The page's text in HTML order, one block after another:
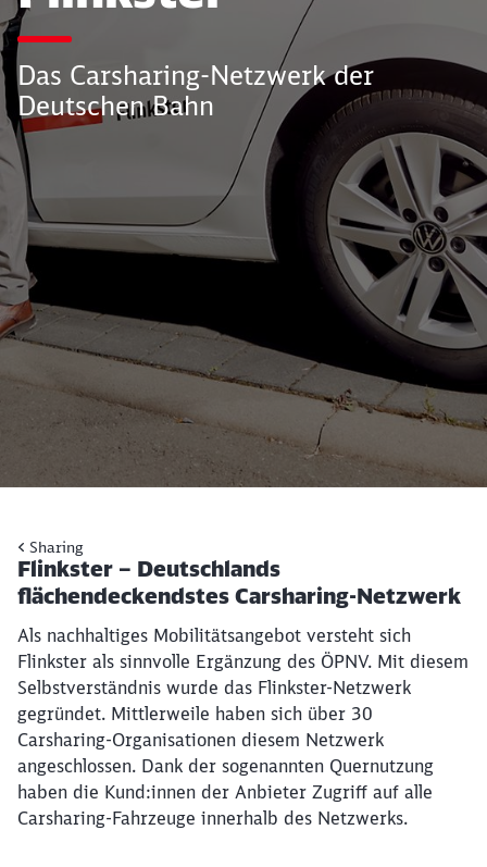
Das Carsharing-Netzwerk der
Deutschen Bahn
Sharing
Flinkster – Deutschlands
flächendeckendstes Carsharing-Netzwerk
Als nachhaltiges Mobilitätsangebot versteht sich
Flinkster als sinnvolle Ergänzung des ÖPNV. Mit diesem
Selbstverständnis wurde das Flinkster-Netzwerk
gegründet. Mittlerweile haben sich über 30
Carsharing-Organisationen diesem Netzwerk
angeschlossen. Dank der sogenannten Quernutzung
haben die Kund:innen der Anbieter Zugriff auf alle
Carsharing-Fahrzeuge innerhalb des Netzwerks.